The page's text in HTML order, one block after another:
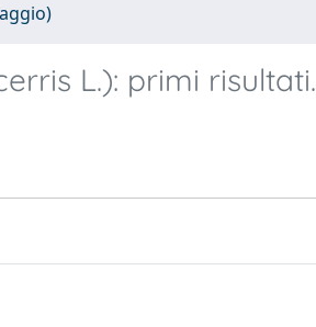
L.): primi risultati.